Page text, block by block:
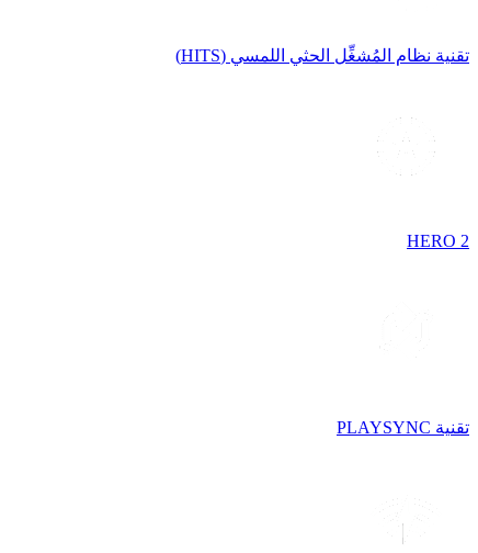
تقنية نظام المُشغِّل الحثي اللمسي (HITS)
HERO 2
تقنية PLAYSYNC